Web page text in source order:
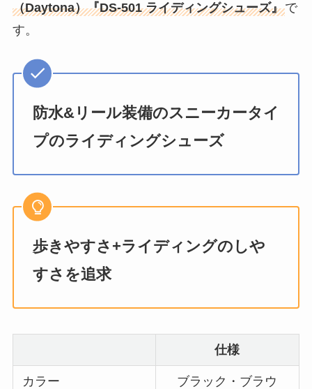
（Daytona）『DS-501 ライディングシューズ』で
す。
防水&リール装備のスニーカータイ
プのライディングシューズ
歩きやすさ+ライディングのしや
すさを追求
仕様
カラー
ブラック・ブラウ